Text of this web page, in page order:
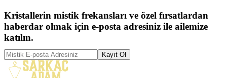
Kristallerin mistik frekansları ve özel fırsatlardan
haberdar olmak için e-posta adresiniz ile ailemize
katılın.
Kayıt Ol